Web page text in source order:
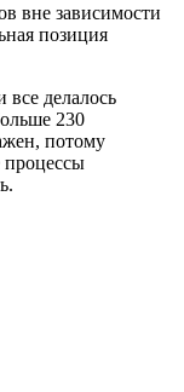
вне зависимости
позиция
делалось
230
потому
процессы